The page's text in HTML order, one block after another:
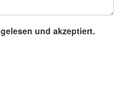
gelesen und akzeptiert.